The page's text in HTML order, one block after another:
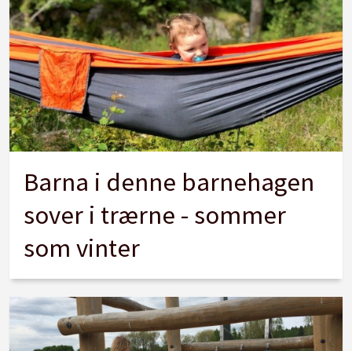
Barna i denne barnehagen
sover i trærne - sommer
som vinter